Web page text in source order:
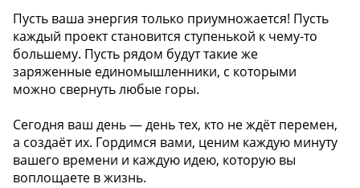
Пусть ваша энергия только приумножается! Пусть
каждый проект становится ступенькой к чему-то
большему. Пусть рядом будут такие же
заряженные единомышленники, с которыми
можно свернуть любые горы.
Сегодня ваш день — день тех, кто не ждёт перемен,
а создаёт их. Гордимся вами, ценим каждую минуту
вашего времени и каждую идею, которую вы
воплощаете в жизнь.